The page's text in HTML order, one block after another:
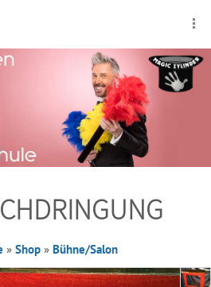
» Shop » Bühne/Salon